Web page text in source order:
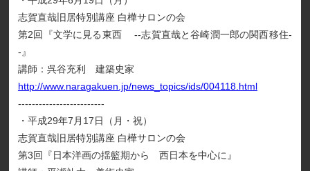
志賀直哉旧居特別講座 白樺サロンの会
第2回『文学に見る東西 --志賀直哉と谷崎潤一郎の関西移住-
-』
講師：呉谷充利 建築史家
http://www.naragakuen.jp/news_topics/ids/004118.html
-------------------------
・平成29年7月17日（月・祝）
志賀直哉旧居特別講座 白樺サロンの会
第3回『日本洋画の揺籃期から 西日本を中心に』